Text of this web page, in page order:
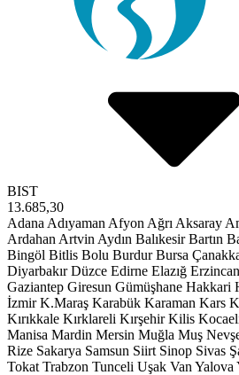
BIST
13.685,30
Adana Adıyaman Afyon Ağrı Aksaray
Ardahan Artvin Aydın Balıkesir Bartın
Bingöl Bitlis Bolu Burdur Bursa
Diyarbakır Düzce Edirne Elazığ Erzincan
Gaziantep Giresun Gümüşhane Hakkari
İzmir K.Maraş Karabük Karaman Kars
Kırıkkale Kırklareli Kırşehir Kilis
Manisa Mardin Mersin Muğla Muş
Rize Sakarya Samsun Siirt Sinop Sivas
Tokat Trabzon Tunceli Uşak Van Yalova